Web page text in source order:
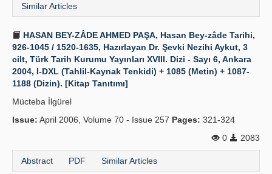
Similar Articles
HASAN BEY-ZÂDE AHMED PAŞA, Hasan Bey-zâde Tarihi,
926-1045 / 1520-1635, Hazırlayan Dr. Şevki Nezihi Aykut, 3
cilt, Türk Tarih Kurumu Yayınları XVIII. Dizi - Sayı 6, Ankara
2004, I-DXL (Tahlil-Kaynak Tenkidi) + 1085 (Metin) + 1087-
1188 (Dizin). [Kitap Tanıtımı]
Mücteba İlgürel
Issue: April 2006, Volume 70 - Issue 257 Pages: 321-324
0
2083
Abstract PDF Similar Articles